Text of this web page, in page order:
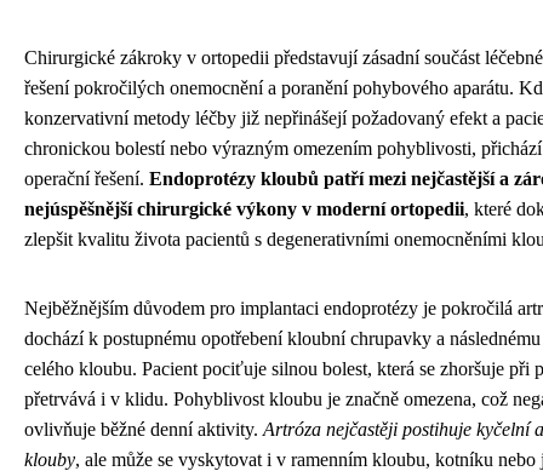
Chirurgické zákroky v ortopedii představují zásadní součást
řešení pokročilých onemocnění a poranění pohybového aparátu.
konzervativní metody léčby již nepřinášejí požadovaný efekt a
chronickou bolestí nebo výrazným omezením pohyblivosti,
operační řešení. Endoprotézy kloubů patří mezi nejčastější a
nejúspěšnější chirurgické výkony v moderní ortopedii, které
zlepšit kvalitu života pacientů s degenerativními onemocněními
Nejběžnějším důvodem pro implantaci endoprotézy je pokročilá
dochází k postupnému opotřebení kloubní chrupavky a
celého kloubu. Pacient pociťuje silnou bolest, která se zhoršuje při
přetrvává i v klidu. Pohyblivost kloubu je značně omezena, což
ovlivňuje běžné denní aktivity. Artróza nejčastěji postihuje kyčelní
klouby, ale může se vyskytovat i v ramenním kloubu, kotníku nebo